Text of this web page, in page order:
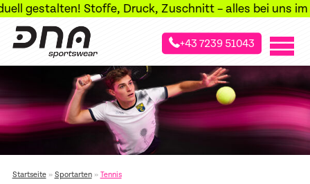
gestalten! Stoffe, Druck, Zuschnitt – alles bei uns im
+43 7239 51043
Startseite» Sportarten» Tennis